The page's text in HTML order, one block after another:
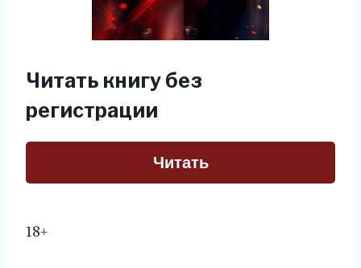
Читать книгу без
регистрации
Читать
18+